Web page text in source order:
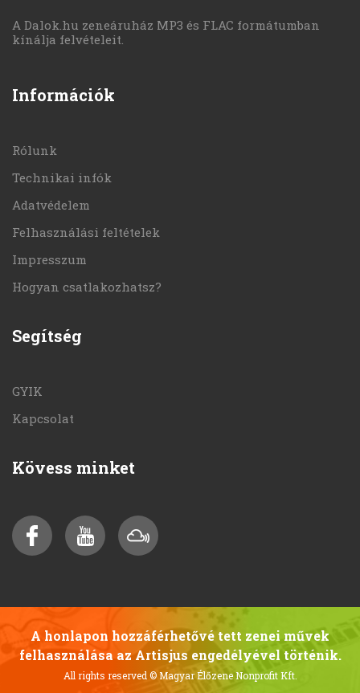
A Dalok.hu zeneáruház MP3 és FLAC formátumban
kínálja felvételeit.
Információk
Rólunk
Technikai infók
Adatvédelem
Felhasználási feltételek
Impresszum
Hogyan csatlakozhatsz?
Segítség
GYIK
Kapcsolat
Kövess minket
A honlapon hozzáférhetővé tett zenei művek
felhasználása az Artisjus engedélyével történik.
All rights reserved© Magyar Élőzene Nonprofit Kft.